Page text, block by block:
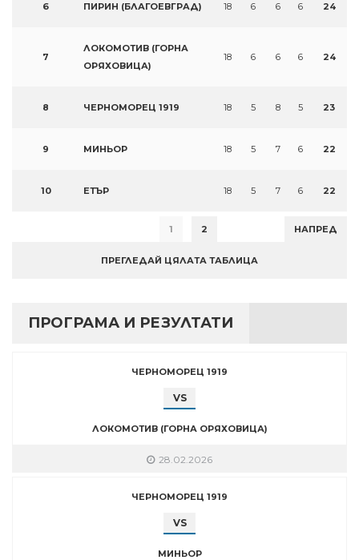
6 ПИРИН (БЛАГОЕВГРАД) 18 6 6 6 24
7
ЛОКОМОТИВ (ГОРНА
ОРЯХОВИЦА)
18 6 6 6 24
8 ЧЕРНОМОРЕЦ 1919 18 5 8 5 23
9 МИНЬОР 18 5 7 6 22
10 ЕТЪР 18 5 7 6 22
1 2 НАПРЕД
ПРЕГЛЕДАЙ ЦЯЛАТА ТАБЛИЦА
ПРОГРАМА И РЕЗУЛТАТИ
ЧЕРНОМОРЕЦ 1919
VS
ЛОКОМОТИВ (ГОРНА ОРЯХОВИЦА)
28.02.2026
ЧЕРНОМОРЕЦ 1919
VS
МИНЬОР